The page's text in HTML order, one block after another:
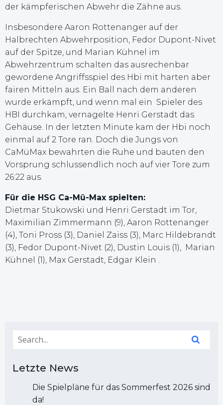
der kämpferischen Abwehr die Zähne aus.
Insbesondere Aaron Rottenanger auf der
Halbrechten Abwehrposition, Fedor Dupont-Nivet
auf der Spitze, und Marian Kühnel im
Abwehrzentrum schalten das ausrechenbar
gewordene Angriffsspiel des Hbi mit harten aber
fairen Mitteln aus. Ein Ball nach dem anderen
wurde erkämpft, und wenn mal ein Spieler des
HBI durchkam, vernagelte Henri Gerstadt das
Gehäuse. In der letzten Minute kam der Hbi noch
einmal auf 2 Tore ran. Doch die Jungs von
CaMüMax bewahrten die Ruhe und bauten den
Vorsprung schlussendlich noch auf vier Tore zum
26:22 aus.
Für die HSG Ca-Mü-Max spielten:
Dietmar Stukowski und Henri Gerstadt im Tor,
Maximilian Zimmermann (9), Aaron Rottenanger
(4), Toni Pross (3), Daniel Zaiss (3), Marc Hildebrandt
(3), Fedor Dupont-Nivet (2), Dustin Louis (1), Marian
Kühnel (1), Max Gerstadt, Edgar Klein .
Letzte News
Die Spielpläne für das Sommerfest 2026 sind
da!